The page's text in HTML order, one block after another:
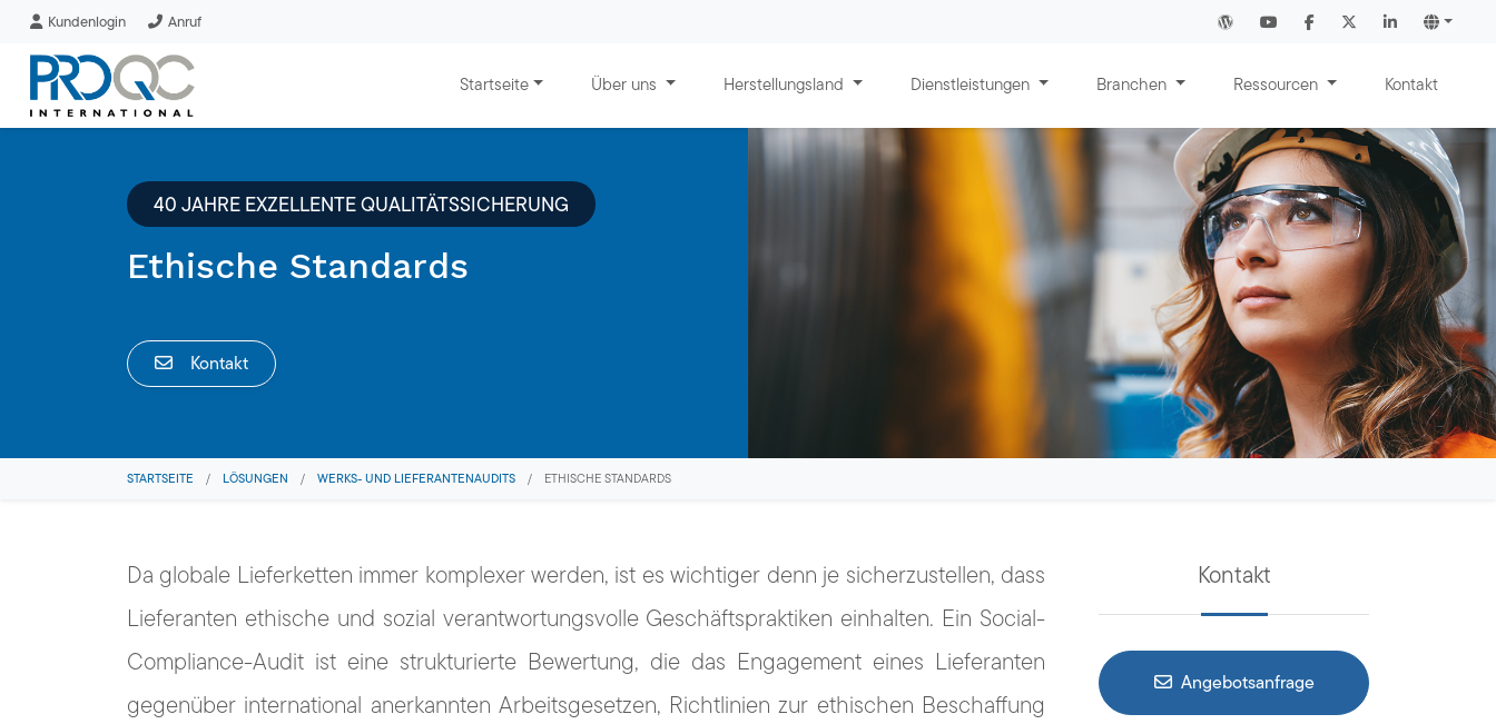
Kundenlogin Anruf
Startseite Über uns Herstellungsland Dienstleistungen Branchen Ressourcen Kontakt
40 JAHRE EXZELLENTE QUALITÄTSSICHERUNG
Ethische Standards
Kontakt
STARTSEITE / LÖSUNGEN / WERKS- UND LIEFERANTENAUDITS / ETHISCHE STANDARDS
Da globale Lieferketten immer komplexer werden, ist es wichtiger denn je sicherzustellen, dass
Lieferanten ethische und sozial verantwortungsvolle Geschäftspraktiken einhalten. Ein Social-
Compliance-Audit ist eine strukturierte Bewertung, die das Engagement eines Lieferanten
gegenüber international anerkannten Arbeitsgesetzen, Richtlinien zur ethischen Beschaffung
Kontakt
Angebotsanfrage